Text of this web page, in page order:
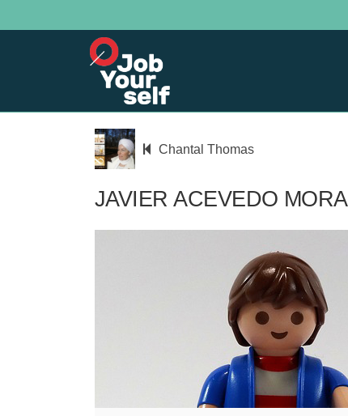
Chantal Thomas
JAVIER ACEVEDO